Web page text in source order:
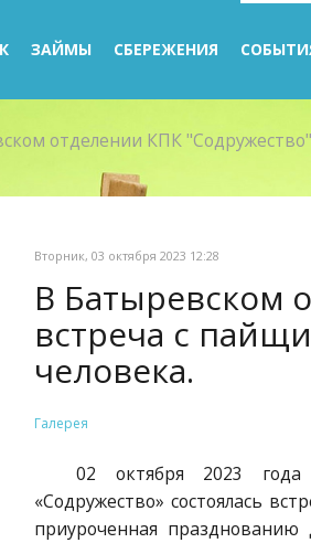
ЗАЙМЫ СБЕРЕЖЕНИЯ
отделении КПК
Вторник, 03 октября 2023 12:28
В Батыревском
встреча с
человека.
Галерея
02 октября 2023
«Содружество» состоялась
приуроченная